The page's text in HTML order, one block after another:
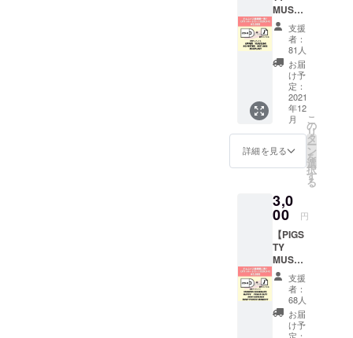
あり。
時間外
対応も
可能で
す。一
度DMく
ださ
い！
gliimy.t
hebase.
「PIGS
TYオリ
ジナル
ブレン
ド
コー
ヒー
粉」 厳
選した
各国の
コー
ヒー豆
した、
どなた
でも飲
みやす
く親し
みやす
い
PIGSTY
オリジ
ナルブ
レン
FUL、
チー
ターズ
マニ
ア、
YOUR
BOYSや
イベン
ト「マ
ンモ
ス」を
主催し
カズキ
が始め
るお店
からの
リター
ン品で
す。
「PIGS
TYオリ
ジナル
ブレン
MUST
GO ON
1】 収
録アー
ティス
ト:UPP
ER/YU
KIGUNI/
HITTER
/HOT
DOG/E
GGPLA
NT
を支援
するバ
ンド達
による
新曲、
未発表
曲、再
録曲を
集めた
オムニ
バス音
支援
者：
81人
お届
け予
定：
2021
年12
月
詳細を見る
こ
の
リ
タ
ー
ン
を
選
択
す
る
3,0
00 円
【PIGS
TY
MUST
GO ON
2】 収
録アー
ティス
ト:MOD
ERN
支援
者：
68人
お届
け予
定：